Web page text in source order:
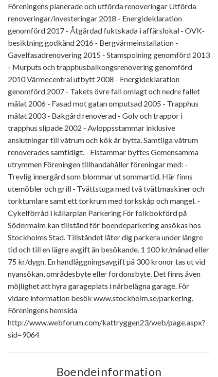
Föreningens planerade och utförda renoveringar Utförda
renoveringar/investeringar 2018 - Energideklaration
genomförd 2017 - Åtgärdad fuktskada i affärslokal - OVK-
besiktning godkänd 2016 - Bergvärmeinstallation -
Gavelfasadrenovering 2015 - Stamspolning genomförd 2013
- Murputs och trapphusbalkongsrenovering genomförd
2010 Värmecentral utbytt 2008 - Energideklaration
genomförd 2007 - Takets övre fall omlagt och nedre fallet
målat 2006 - Fasad mot gatan omputsad 2005 - Trapphus
målat 2003 - Bakgård renoverad - Golv och trappor i
trapphus slipade 2002 - Avloppsstammar inklusive
anslutningar till våtrum och kök är bytta. Samtliga våtrum
renoverades samtidigt. - Elstammar byttes Gemensamma
utrymmen Föreningen tillhandahåller föreningar med: -
Trevlig innergård som blommar ut sommartid. Här finns
utemöbler och grill - Tvättstuga med två tvättmaskiner och
torktumlare samt ett torkrum med torkskåp och mangel. -
Cykelförråd i källarplan Parkering För folkbokförd på
Södermalm kan tillstånd för boendeparkering ansökas hos
Stockholms Stad. Tillståndet låter dig parkera under längre
tid och till en lägre avgift än besökande. 1 100 kr/månad eller
75 kr/dygn. En handläggningsavgift på 300 kronor tas ut vid
nyansökan, områdesbyte eller fordonsbyte. Det finns även
möjlighet att hyra garageplats i närbelägna garage. För
vidare information besök www.stockholm.se/parkering.
Föreningens hemsida
http://www.webforum.com/kattryggen23/web/page.aspx?
sid=9064
Boendeinformation